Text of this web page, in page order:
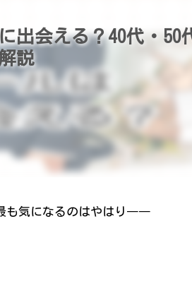
出会える？40代・50
説
も気になるのはやはり――